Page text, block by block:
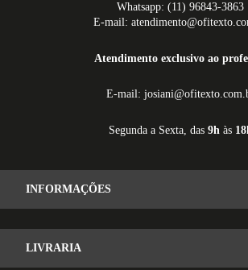
Whatsapp: (11) 96843-3863
E-mail:
Atendimento exclusivo ao
E-mail:
Segunda a Sexta, das 9hàs
INFORMAÇÕES
LIVRARIA